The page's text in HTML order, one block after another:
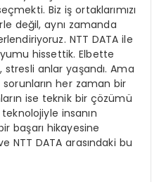
Biz iş ortaklarımızı
değil, aynı zamanda
NTT DATA ile
hissettik. Elbette
anlar yaşandı. Ama
her zaman bir
ise teknik bir çözümü
insanın
başarı hikayesine
NTT DATA arasındaki bu